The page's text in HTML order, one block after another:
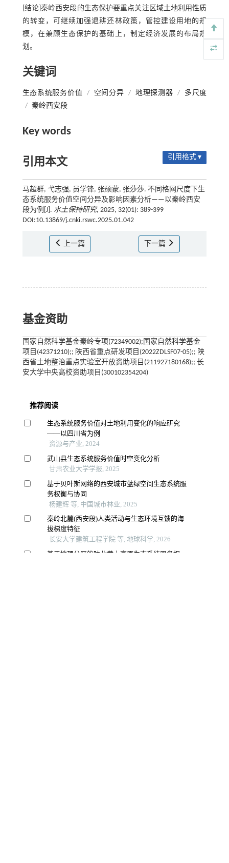
[结论]秦岭西安段的生态保护要重点关注区域土地利用性质
的转变，可继续加强退耕还林政策，管控建设用地的规
模，在兼顾生态保护的基础上，制定经济发展的布局规
划。
关键词
生态系统服务价值 / 空间分异 / 地理探测器 /
多尺度
/ 秦岭西安段
Key words
引用本文 引用格式 ▾
马超群, 弋志强, 员学锋, 张硕蒙, 张莎莎. 不同格网尺度下生
态系统服务价值空间分异及影响因素分析——以秦岭西安
段为例[J]. 水土保持研究, 2025, 32(01): 389-399
DOI:10.13869/j.cnki.rswc.2025.01.042
上一篇 下一篇
基金资助
国家自然科学基金秦岭专项(72349002);国家自然科学基金
项目(42371210);; 陕西省重点研发项目(2022ZDLSF07-05);; 陕
西省土地整治重点实验室开放资助项目(211927180168);; 长
安大学中央高校资助项目(300102354204)